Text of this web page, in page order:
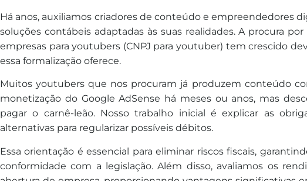
Há anos, auxiliamos criadores de conteúdo e empreendedores
soluções contábeis adaptadas às suas realidades. A procura
empresas para youtubers (CNPJ para youtuber) tem crescido
essa formalização oferece.
Muitos youtubers que nos procuram já produzem conteúdo
monetização do Google AdSense há meses ou anos, mas
pagar o carnê-leão. Nosso trabalho inicial é explicar as
alternativas para regularizar possíveis débitos.
Essa orientação é essencial para eliminar riscos fiscais,
conformidade com a legislação. Além disso, avaliamos os